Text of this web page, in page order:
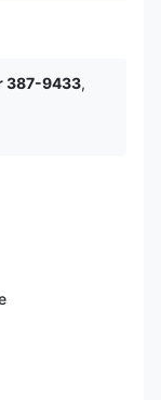
387-9433,